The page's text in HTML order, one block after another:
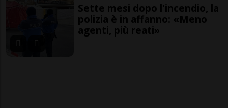
Sette mesi dopo l'incendio, la
polizia è in affanno: «Meno
agenti, più reati»